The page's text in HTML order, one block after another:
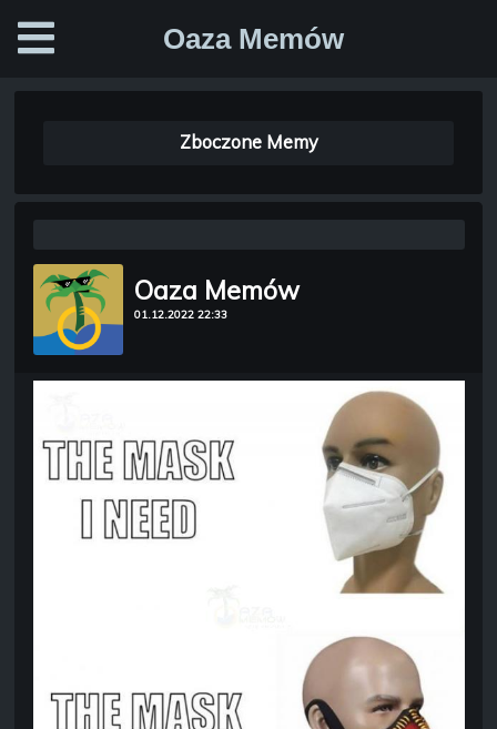
Oaza Memów
Zboczone Memy
Oaza Memów
01.12.2022 22:33